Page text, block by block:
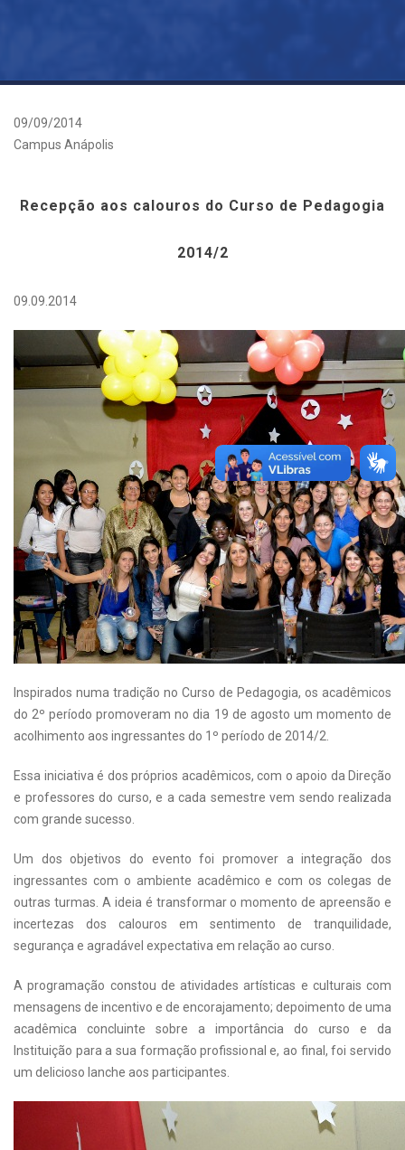
09/09/2014
Campus Anápolis
Recepção aos calouros do Curso de Pedagogia
2014/2
09.09.2014
Inspirados numa tradição no Curso de Pedagogia, os acadêmicos
do 2º período promoveram no dia 19 de agosto um momento de
acolhimento aos ingressantes do 1º período de 2014/2.
Essa iniciativa é dos próprios acadêmicos, com o apoio da Direção
e professores do curso, e a cada semestre vem sendo realizada
com grande sucesso.
Um dos objetivos do evento foi promover a integração dos
ingressantes com o ambiente acadêmico e com os colegas de
outras turmas. A ideia é transformar o momento de apreensão e
incertezas dos calouros em sentimento de tranquilidade,
segurança e agradável expectativa em relação ao curso.
A programação constou de atividades artísticas e culturais com
mensagens de incentivo e de encorajamento; depoimento de uma
acadêmica concluinte sobre a importância do curso e da
Instituição para a sua formação profissional e, ao final, foi servido
um delicioso lanche aos participantes.